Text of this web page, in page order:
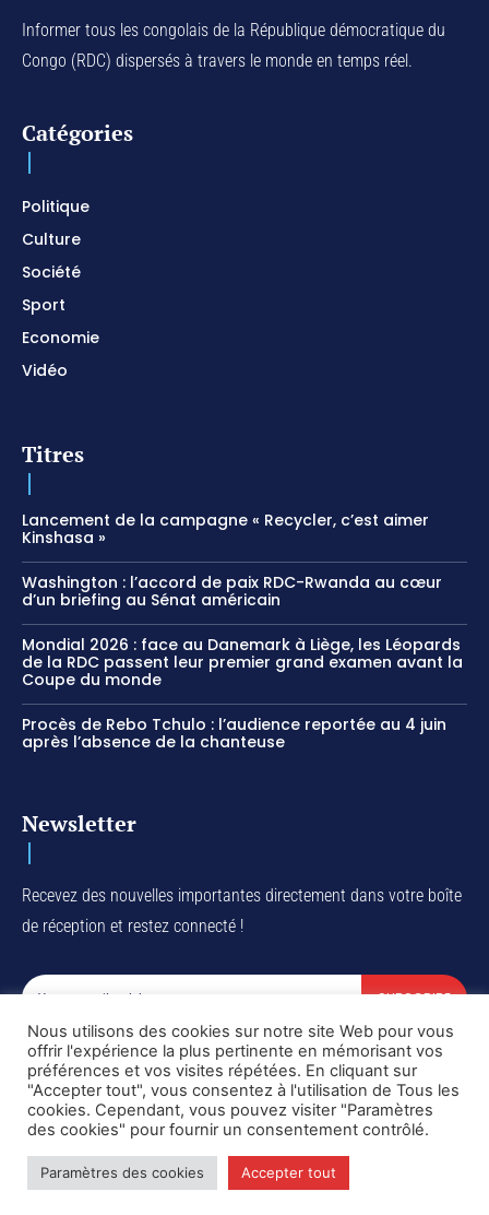
Informer tous les congolais de la République démocratique du
Congo (RDC) dispersés à travers le monde en temps réel.
Catégories
Politique
Culture
Société
Sport
Economie
Vidéo
Titres
Lancement de la campagne « Recycler, c’est aimer
Kinshasa »
Washington : l’accord de paix RDC-Rwanda au cœur
d’un briefing au Sénat américain
Mondial 2026 : face au Danemark à Liège, les Léopards
de la RDC passent leur premier grand examen avant la
Coupe du monde
Procès de Rebo Tchulo : l’audience reportée au 4 juin
après l’absence de la chanteuse
Newsletter
Recevez des nouvelles importantes directement dans votre boîte
de réception et restez connecté !
SUBSCRIBE
I've read and accept thePrivacy Policy.
Copyright © DiaspoRDC. All rights reserved
Nous utilisons des cookies sur notre site Web pour vous
offrir l'expérience la plus pertinente en mémorisant vos
préférences et vos visites répétées. En cliquant sur
"Accepter tout", vous consentez à l'utilisation de Tous les
cookies. Cependant, vous pouvez visiter "Paramètres
des cookies" pour fournir un consentement contrôlé.
Paramètres des cookies Accepter tout